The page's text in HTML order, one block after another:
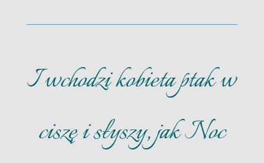
I wchodzi kobieta ptak w
ciszę i słyszy, jak Noc